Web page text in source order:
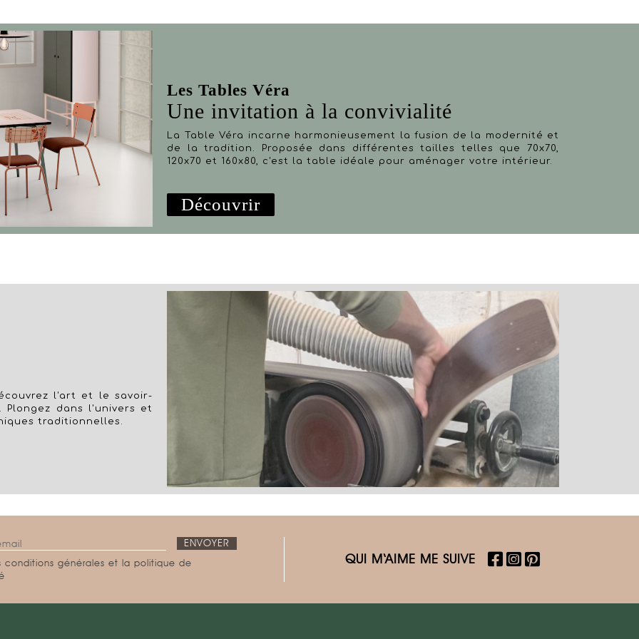
Les Tables Véra
Une invitation à la convivialité
La Table Véra incarne harmonieusement la fusion de la modernité et
de la tradition. Proposée dans différentes tailles telles que 70x70,
120x70 et 160x80, c'est la table idéale pour aménager votre intérieur.
Découvrir
l'art et le savoir-
dans l'univers et
traditionnelles.
générales et la politique de
QUI M‘AIME ME SUIVE